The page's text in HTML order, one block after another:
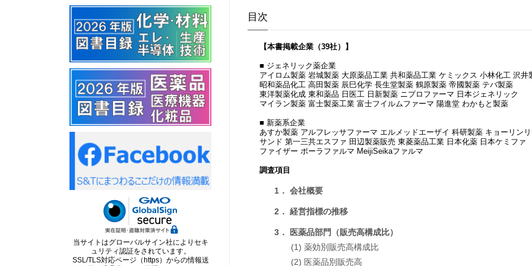
目次
【本書掲載企業（39社）】
■ ジェネリック薬企業
アイロム製薬 岩城製薬 大原薬品工業 共和薬品工業 ケミックス 小林化工 沢井
昭和薬品化工 高田製薬 辰巳化学 長生堂製薬 鶴原製薬 帝國製薬 テバ製薬
東洋製薬化成 東和薬品 日医工 日新製薬 ニプロファーマ 日本ジェネリック
マイラン製薬 富士製薬工業 富士フイルムファーマ 陽進堂 わかもと製薬
■ 新薬系企業
あすか製薬 アルフレッサファーマ エルメッドエーザイ 科研製薬 キョーリン
サンド 第一三共エスファ 田辺製薬販売 東菱薬品工業 日本化薬 日本ケミファ
ファイザー ポーラファルマ MeijiSeikaファルマ
調査項目
1． 会社概要
2． 経営指標の推移
3． 医薬品部門（販売高構成比）
(1) 薬効別販売高構成比
(2) 医薬品別販売高
当サイトはグローバルサイン社によりセキ
ュリティ認証をされています。
SSL/TLS対応ページ（https）からの情報送